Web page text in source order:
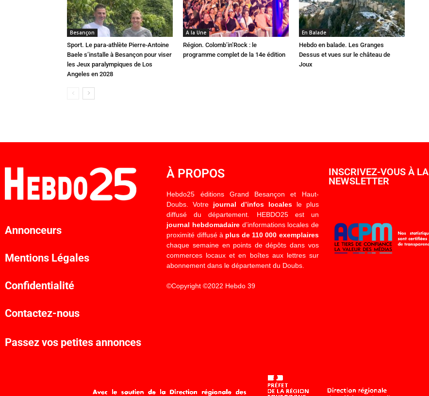
Besançon
Sport. Le para-athlète Pierre-Antoine
Baele s’installe à Besançon pour viser
les Jeux paralympiques de Los
Angeles en 2028
A la Une
Région. Colomb’in’Rock : le
programme complet de la 14e édition
En Balade
Hebdo en balade. Les Granges
Dessus et vues sur le château de
Joux
Annonceurs
Mentions Légales
Confidentialité
Contactez-nous
Passez vos petites annonces
À PROPOS
Hebdo25 éditions Grand Besançon et Haut-
Doubs. Votre journal d’infos localesle plus
diffusé du département. HEBDO25 est un
journal hebdomadaired’informations locales de
proximité diffusé à plus de 110 000 exemplaires
chaque semaine en points de dépôts dans vos
commerces locaux et en boîtes aux lettres sur
abonnement dans le département du Doubs.
©Copyright ©2022 Hebdo 39
INSCRIVEZ-VOUS À LA
NEWSLETTER